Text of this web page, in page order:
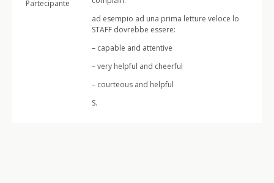
Partecipante
ad esempio ad una prima letture veloce lo
STAFF dovrebbe essere:
– capable and attentive
– very helpful and cheerful
– courteous and helpful
S.